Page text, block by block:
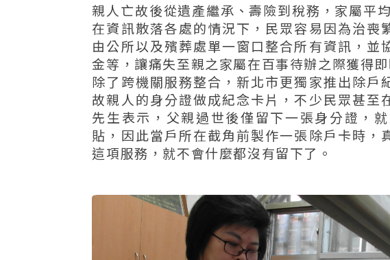
親人亡故後從遺產繼承、壽險到稅務，家屬平
在資訊散落各處的情況下，民眾容易因為治喪
由公所以及殯葬處單一窗口整合所有資訊，並
金等，讓痛失至親之家屬在百事待辦之際獲得即
除了跨機關服務整合，新北市更獨家推出除戶
故親人的身分證做成紀念卡片，不少民眾甚至
先生表示，父親過世後僅留下一張身分證，
貼，因此當戶所在截角前製作一張除戶卡時，
這項服務，就不會什麼都沒有留下了。